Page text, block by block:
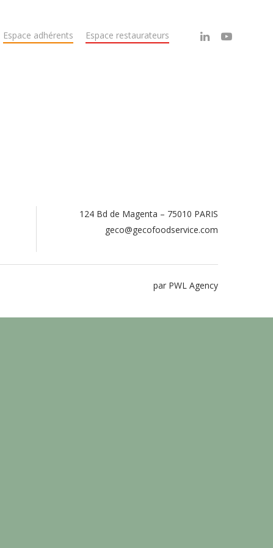
Espace adhérents Espace restaurateurs
124 Bd de Magenta – 75010 PARIS
geco@gecofoodservice.com
par PWL Agency